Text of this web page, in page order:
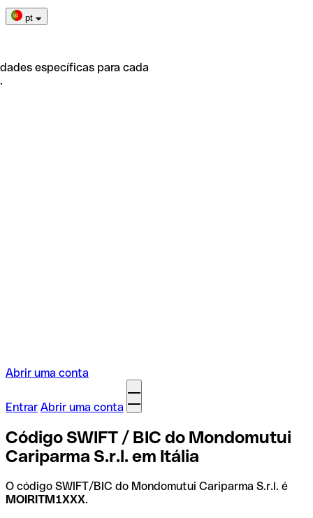
pt
específicas para cada
Abrir uma conta
Entrar Abrir uma conta
Código SWIFT / BIC do Mondomutui
Cariparma S.r.l. em Itália
O código SWIFT/BIC do Mondomutui Cariparma S.r.l. é
MOIRITM1XXX.